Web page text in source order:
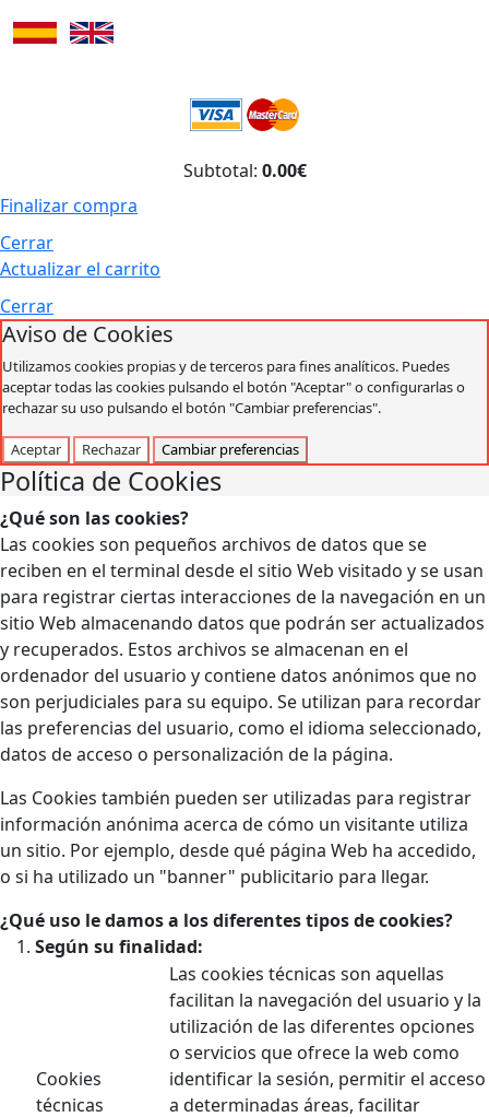
Subtotal: 0.00€
Finalizar compra
Cerrar
Actualizar el carrito
Cerrar
Aviso de Cookies
Utilizamos cookies propias y de terceros para fines analíticos. Puedes
aceptar todas las cookies pulsando el botón "Aceptar" o configurarlas o
rechazar su uso pulsando el botón "Cambiar preferencias".
Aceptar Rechazar Cambiar preferencias
Política de Cookies
¿Qué son las cookies?
Las cookies son pequeños archivos de datos que se
reciben en el terminal desde el sitio Web visitado y se usan
para registrar ciertas interacciones de la navegación en un
sitio Web almacenando datos que podrán ser actualizados
y recuperados. Estos archivos se almacenan en el
ordenador del usuario y contiene datos anónimos que no
son perjudiciales para su equipo. Se utilizan para recordar
las preferencias del usuario, como el idioma seleccionado,
datos de acceso o personalización de la página.
Las Cookies también pueden ser utilizadas para registrar
información anónima acerca de cómo un visitante utiliza
un sitio. Por ejemplo, desde qué página Web ha accedido,
o si ha utilizado un "banner" publicitario para llegar.
¿Qué uso le damos a los diferentes tipos de cookies?
Según su finalidad:
Cookies
técnicas
Las cookies técnicas son aquellas
facilitan la navegación del usuario y la
utilización de las diferentes opciones
o servicios que ofrece la web como
identificar la sesión, permitir el acceso
a determinadas áreas, facilitar